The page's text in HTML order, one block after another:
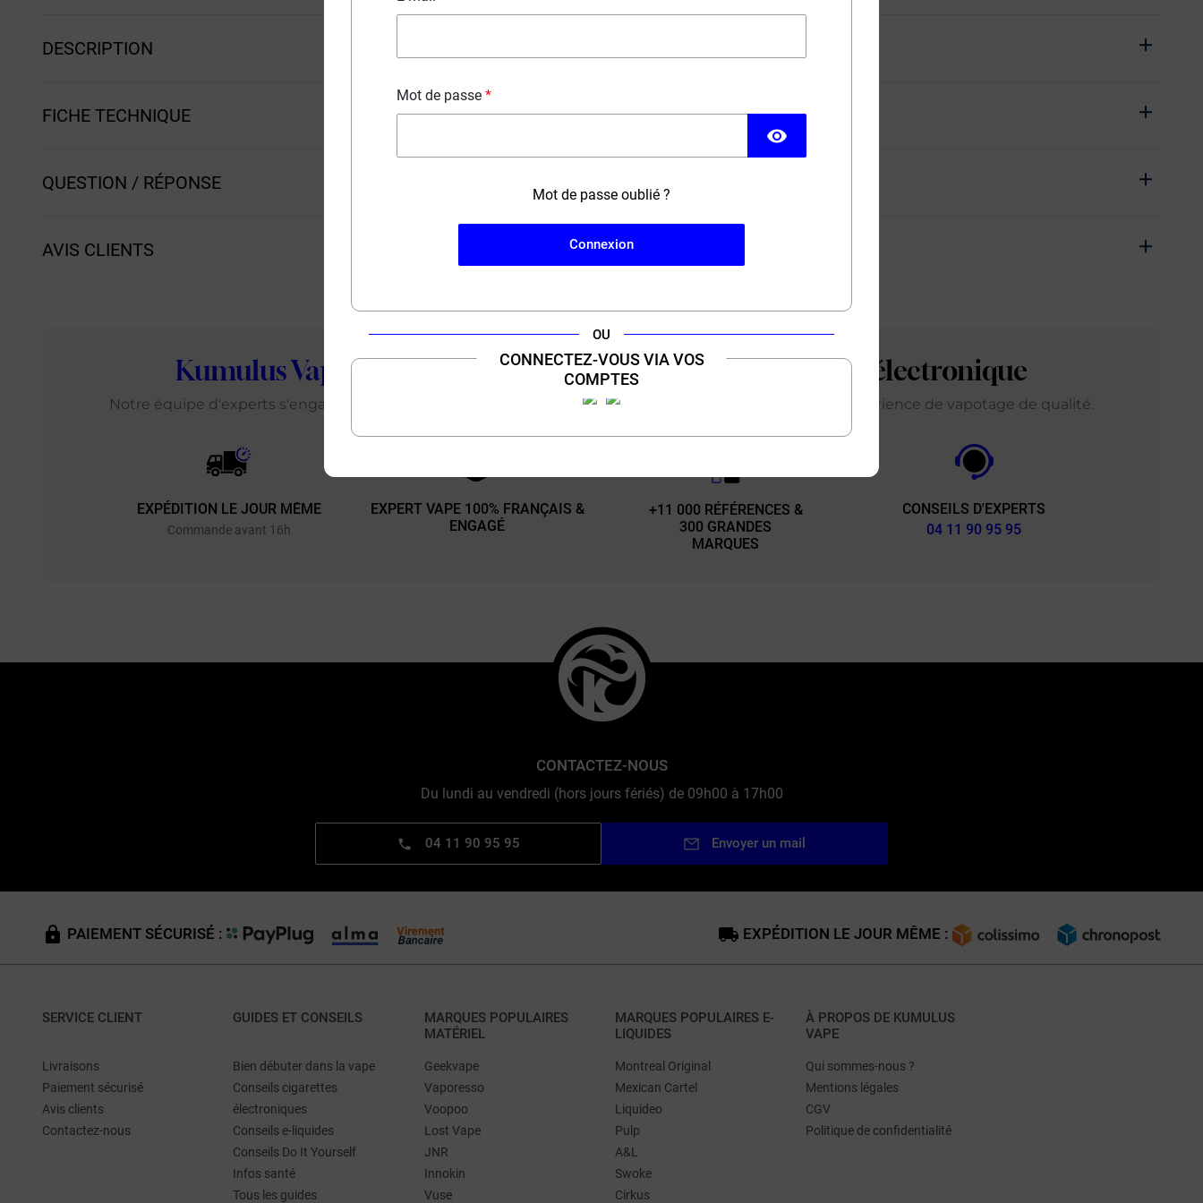
Mot de passe
visibility
Mot de passe oublié ?
Connexion
OU
CONNECTEZ-VOUS VIA VOS
COMPTES
DESCRIPTION
FICHE TECHNIQUE
QUESTION / RÉPONSE
AVIS CLIENTS
Kumulus Vape : L'engagement d'unexpertde la cigarette électronique
Notre équipe d'experts s'engage chaque jour à sélectionner le meilleur de la vape pour vous offrir une expérience de vapotage de qualité.
EXPÉDITION LE JOUR MÊME
Commande avant 16h
EXPERT VAPE 100% FRANÇAIS &
ENGAGÉ
+11 000 RÉFÉRENCES &
300 GRANDES
MARQUES
CONSEILS D'EXPERTS
04 11 90 95 95
CONTACTEZ-NOUS
Du lundi au vendredi (hors jours fériés) de 09h00 à 17h00
04 11 90 95 95 Envoyer un mail
PAIEMENT SÉCURISÉ : EXPÉDITION LE JOUR MÊME :
SERVICE CLIENT
Livraisons
Paiement sécurisé
Avis clients
Contactez-nous
GUIDES ET CONSEILS
Bien débuter dans la vape
Conseils cigarettes
électroniques
Conseils e-liquides
Conseils Do It Yourself
Infos santé
Tous les guides
MARQUES POPULAIRES
MATÉRIEL
Geekvape
Vaporesso
Voopoo
Lost Vape
JNR
Innokin
Vuse
MARQUES POPULAIRES E-
LIQUIDES
Montreal Original
Mexican Cartel
Liquideo
Pulp
A&L
Swoke
Cirkus
À PROPOS DE KUMULUS
VAPE
Qui sommes-nous ?
Mentions légales
CGV
Politique de confidentialité